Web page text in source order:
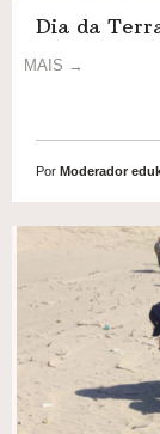
Dia da
MAIS →
Por Moderador